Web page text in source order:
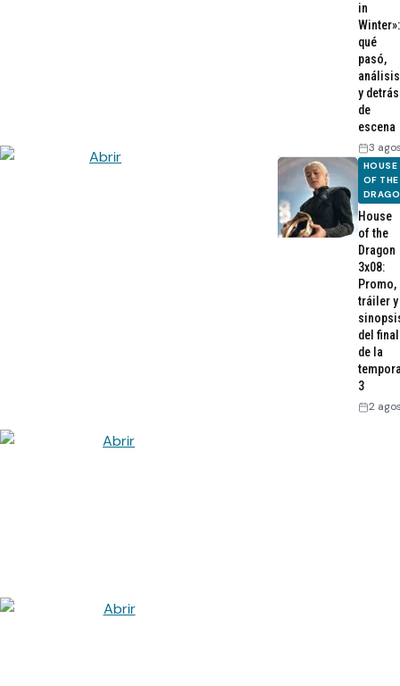
in
Winter»:
qué
pasó,
análisis
y detrás
de
escena
3
HOUSE
OF THE
House
of the
Dragon
3x08:
Promo,
tráiler y
del final
de la
3
2